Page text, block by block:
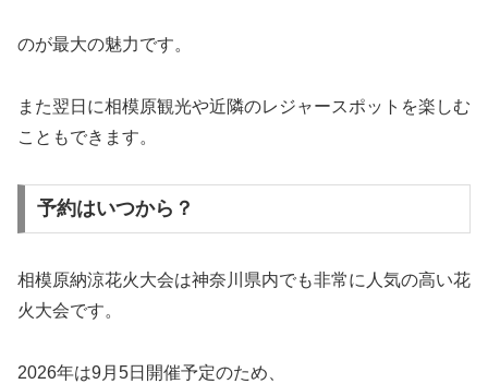
のが最大の魅力です。
また翌日に相模原観光や近隣のレジャースポットを楽しむ
こともできます。
予約はいつから？
相模原納涼花火大会は神奈川県内でも非常に人気の高い花
火大会です。
2026年は9月5日開催予定のため、